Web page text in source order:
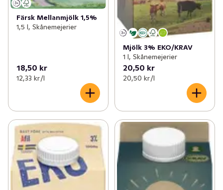
Färsk Mellanmjölk 1,5%
1,5 l, Skånemejerier
18,50 kr
12,33 kr /l
Mjölk 3% EKO/KRAV
1 l, Skånemejerier
20,50 kr
20,50 kr /l